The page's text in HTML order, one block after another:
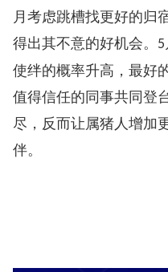
月考虑跳槽找更好的归
得出其不意的好机会。 5
使绊的概率升高，最好
值得信任的同事共同
尽，反而让属猪人增加
伴。